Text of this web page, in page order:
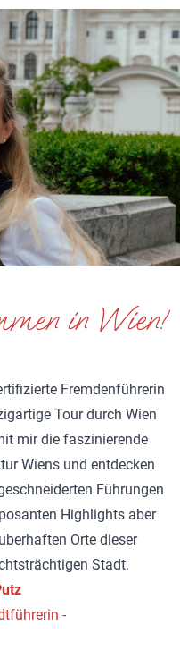
in Wien!
Fremdenführerin
Tour durch Wien
mir die faszinierende
Wiens und entdecken
Führungen
Highlights aber
Orte dieser
Stadt.
-